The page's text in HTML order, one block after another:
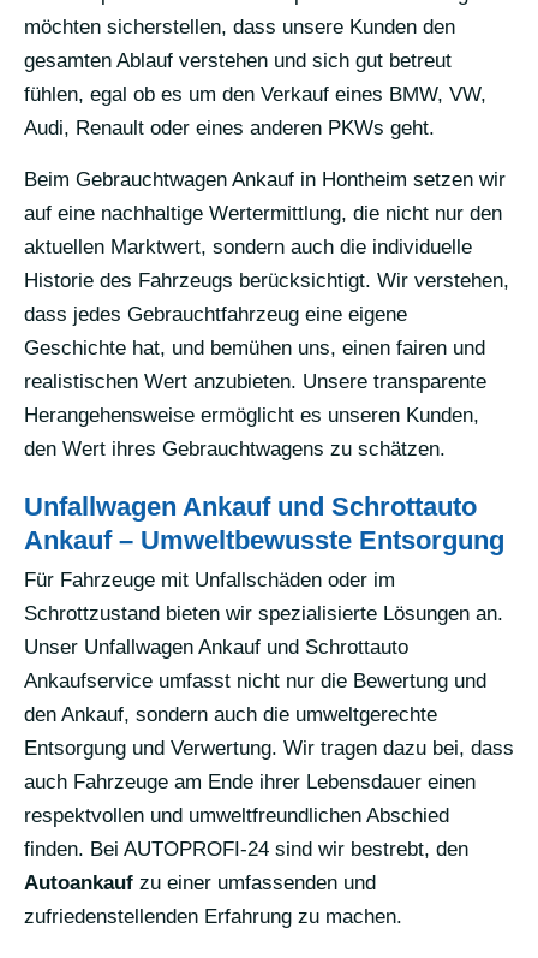
möchten sicherstellen, dass unsere Kunden den
gesamten Ablauf verstehen und sich gut betreut
fühlen, egal ob es um den Verkauf eines BMW, VW,
Audi, Renault oder eines anderen PKWs geht.
Beim Gebrauchtwagen Ankauf in Hontheim setzen wir
auf eine nachhaltige Wertermittlung, die nicht nur den
aktuellen Marktwert, sondern auch die individuelle
Historie des Fahrzeugs berücksichtigt. Wir verstehen,
dass jedes Gebrauchtfahrzeug eine eigene
Geschichte hat, und bemühen uns, einen fairen und
realistischen Wert anzubieten. Unsere transparente
Herangehensweise ermöglicht es unseren Kunden,
den Wert ihres Gebrauchtwagens zu schätzen.
Unfallwagen Ankauf und Schrottauto
Ankauf – Umweltbewusste Entsorgung
Für Fahrzeuge mit Unfallschäden oder im
Schrottzustand bieten wir spezialisierte Lösungen an.
Unser Unfallwagen Ankauf und Schrottauto
Ankaufservice umfasst nicht nur die Bewertung und
den Ankauf, sondern auch die umweltgerechte
Entsorgung und Verwertung. Wir tragen dazu bei, dass
auch Fahrzeuge am Ende ihrer Lebensdauer einen
respektvollen und umweltfreundlichen Abschied
finden. Bei AUTOPROFI-24 sind wir bestrebt, den
Autoankauf zu einer umfassenden und
zufriedenstellenden Erfahrung zu machen.